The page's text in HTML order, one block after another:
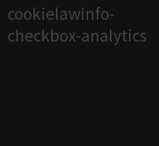
cookielawinfo-
checkbox-analytics